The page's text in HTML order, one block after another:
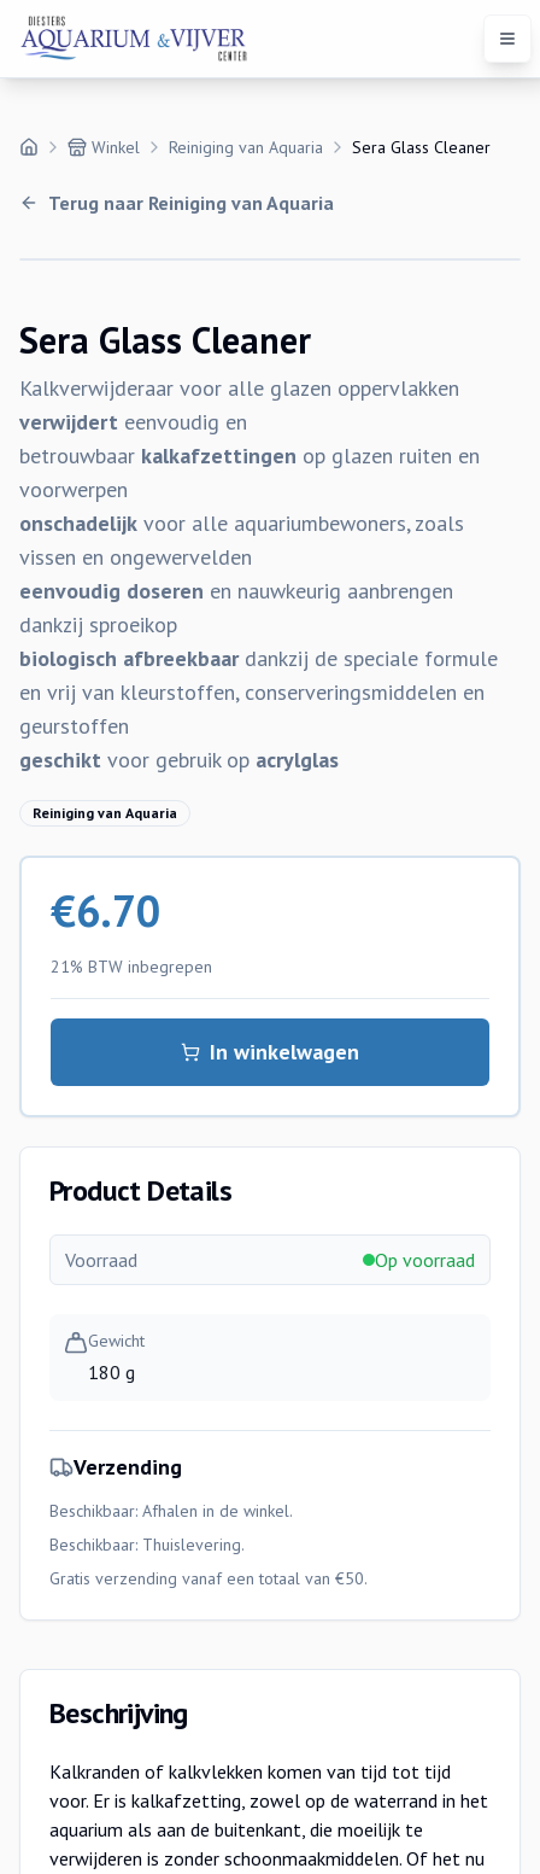
Winkel Reiniging van Aquaria Sera Glass Cleaner
Terug naar Reiniging van Aquaria
Sera Glass Cleaner
Kalkverwijderaar voor alle glazen oppervlakken
verwijdert eenvoudig en
betrouwbaar kalkafzettingen op glazen ruiten en
voorwerpen
onschadelijk voor alle aquariumbewoners, zoals
vissen en ongewervelden
eenvoudig doseren en nauwkeurig aanbrengen
dankzij sproeikop
biologisch afbreekbaardankzij de speciale formule
en vrij van kleurstoffen, conserveringsmiddelen en
geurstoffen
geschikt voor gebruik op acrylglas
Reiniging van Aquaria
€6.70
21% BTW inbegrepen
In winkelwagen
Product Details
Voorraad Op voorraad
Gewicht
180 g
Verzending
Beschikbaar: Afhalen in de winkel.
Beschikbaar: Thuislevering.
Gratis verzending vanaf een totaal van €50.
Beschrijving
Kalkranden of kalkvlekken komen van tijd tot tijd
voor. Er is kalkafzetting, zowel op de waterrand in het
aquarium als aan de buitenkant, die moeilijk te
verwijderen is zonder schoonmaakmiddelen. Of het nu